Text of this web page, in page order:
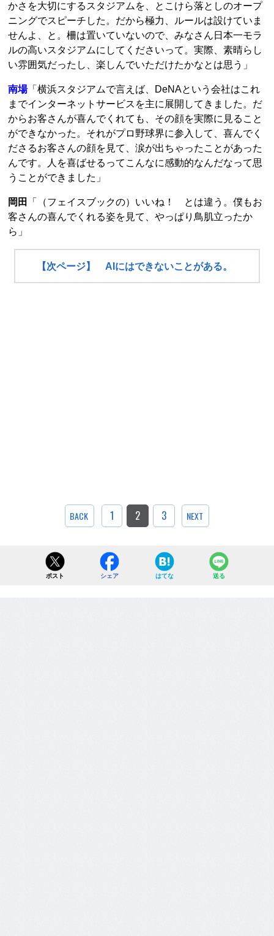
かさを大切にするスタジアムを、とこけら落としのオープ
ニングでスピーチした。だから極力、ルールは設けていま
せんよ、と。柵は置いていないので、みなさん日本一モラ
ルの高いスタジアムにしてくださいって。実際、素晴らし
い雰囲気だったし、楽しんでいただけたかなとは思う」
南場「横浜スタジアムで言えば、DeNAという会社はこれ
までインターネットサービスを主に展開してきました。だ
からお客さんが喜んでくれても、その顔を実際に見ること
ができなかった。それがプロ野球界に参入して、喜んでく
ださるお客さんの顔を見て、涙が出ちゃったことがあった
んです。人を喜ばせるってこんなに感動的なんだなって思
うことができました」
岡田
「（フェイスブックの）いいね！ とは違う。僕もお
客さんの喜んでくれる姿を見て、やっぱり鳥肌立ったか
ら」
【次ページ】 AIにはできないことがある。
BACK 1 2 3 NEXT
ポスト シェア はてな 送る